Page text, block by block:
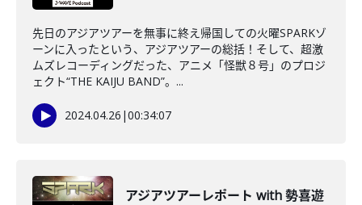
先日のアジアツアーを無事に終え帰国しての火曜SPARKゾ
ーンに入ったという、アジアツアーの総括！そして、超激
ムズレコーディングだった、アニメ「怪獣８号」のプロジ
ェクト“THE KAIJU BAND”。...
2024.04.26 |00:34:07
アジアツアーレポート with 勢喜遊